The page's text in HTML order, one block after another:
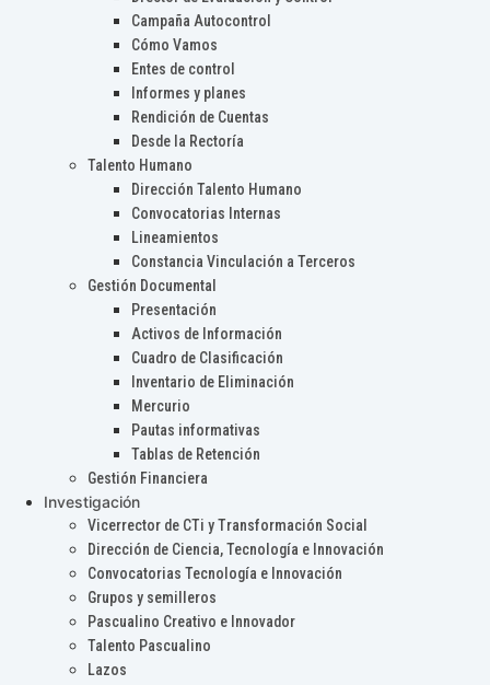
Campaña Autocontrol
Cómo Vamos
Entes de control
Informes y planes
Rendición de Cuentas
Desde la Rectoría
Talento Humano
Dirección Talento Humano
Convocatorias Internas
Lineamientos
Constancia Vinculación a Terceros
Gestión Documental
Presentación
Activos de Información
Cuadro de Clasificación
Inventario de Eliminación
Mercurio
Pautas informativas
Tablas de Retención
Gestión Financiera
Investigación
Vicerrector de CTi y Transformación Social
Dirección de Ciencia, Tecnología e Innovación
Convocatorias Tecnología e Innovación
Grupos y semilleros
Pascualino Creativo e Innovador
Talento Pascualino
Lazos